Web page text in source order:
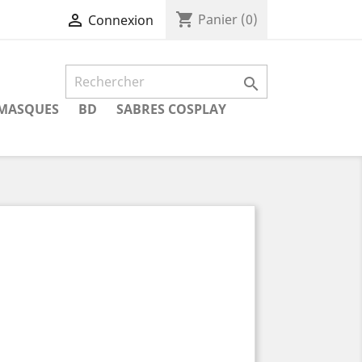
 Connexion shopping_cart Panier (0)

BD SABRES COSPLAY